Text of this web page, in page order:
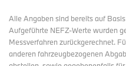
Alle Angaben sind bereits auf
Aufgeführte NEFZ-Werte wurden
Messverfahren zurückgerechnet.
anderen fahrzeugbezogenen